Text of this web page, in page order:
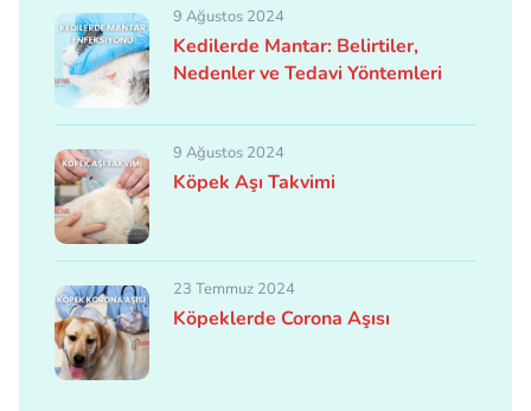
9 Ağustos 2024
Kedilerde Mantar: Belirtiler,
Nedenler ve Tedavi Yöntemleri
9 Ağustos 2024
Köpek Aşı Takvimi
23 Temmuz 2024
Köpeklerde Corona Aşısı